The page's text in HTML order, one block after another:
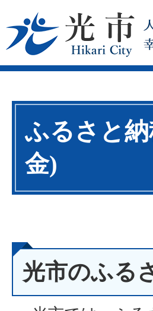
ふるさと
金)
光市のふる